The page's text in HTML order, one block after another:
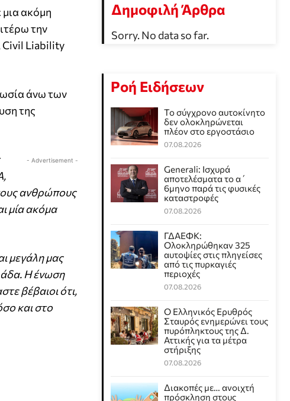
ακόμη
την
Civil Liability
άνω των
της
- Advertisement -
ανθρώπους
μία ακόμα
μεγάλη μας
Η ένωση
βέβαιοι ότι,
και στο
Δημοφιλή Άρθρα
Sorry. No data so far.
Ροή Ειδήσεων
Το σύγχρονο αυτοκίνητο
δεν ολοκληρώνεται
πλέον στο εργοστάσιο
07.08.2026
Generali: Ισχυρά
αποτελέσματα το α΄
6μηνο παρά τις φυσικές
καταστροφές
07.08.2026
ΓΔΑΕΦΚ:
Ολοκληρώθηκαν 325
αυτοψίες στις πληγείσες
από τις πυρκαγιές
περιοχές
07.08.2026
Ο Ελληνικός Ερυθρός
Σταυρός ενημερώνει τους
πυρόπληκτους της Δ.
Αττικής για τα μέτρα
στήριξης
07.08.2026
Διακοπές με… ανοιχτή
πρόσκληση στους